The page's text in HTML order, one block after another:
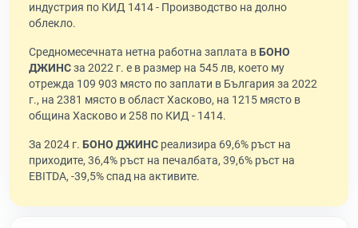
индустрия по КИД 1414 - Производство на долно
облекло.
Средномесечната нетна работна заплата вБОНО
ДЖИНСза 2022 г. е в размер на 545 лв, което му
отрежда 109 903 място по заплати в България за 2022
г., на 2381 място в област Хасково, на 1215 място в
община Хасково и 258 по КИД - 1414.
За 2024 г. БОНО ДЖИНС реализира 69,6% ръст на
приходите, 36,4% ръст на печалбата, 39,6% ръст на
EBITDA, -39,5% спад на активите.